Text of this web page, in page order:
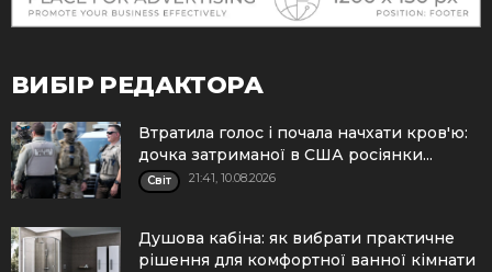
ВИБІР РЕДАКТОРА
Втратила голос і почала начхати кров'ю:
дочка затриманої в США росіянки...
Cвіт 21:41, 10.08.2026
Душова кабіна: як вибрати практичне
рішення для комфортної ванної кімнати